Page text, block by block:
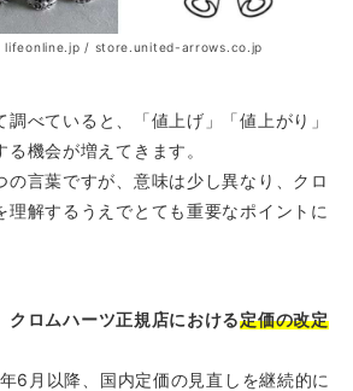
lifeonline.jp / store.united-arrows.co.jp
調べていると、「値上げ」「値上がり」
機会が増えてきます。
の言葉ですが、意味は少し異なり、クロ
理解するうえでとても重要なポイントに
クロムハーツ正規店における定価の改定
6月以降、国内定価の見直しを継続的に